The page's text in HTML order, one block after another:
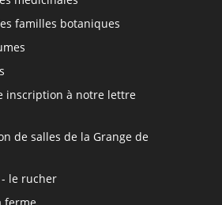
familles botaniques
inscription à notre lettre
de salles de la Grange de
le rucher